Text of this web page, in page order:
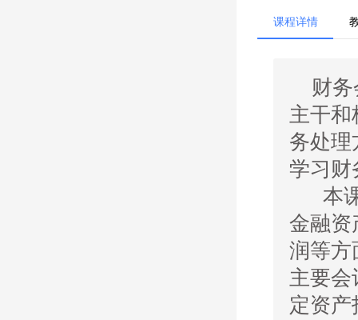
课程详情
财务
主干和
务处理
学习财
本
金融资
润等方
主要会
定资